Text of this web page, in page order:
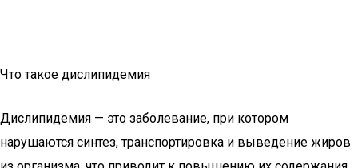
Что такое дислипидемия
Дислипидемия — это заболевание, при котором
нарушаются синтез, транспортировка и выведение жиров